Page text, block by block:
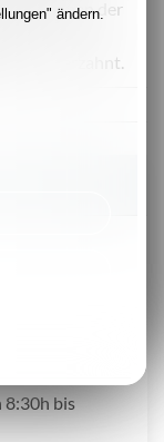
im Rahmen der
verzahnt.
8:30h bis
ändern.